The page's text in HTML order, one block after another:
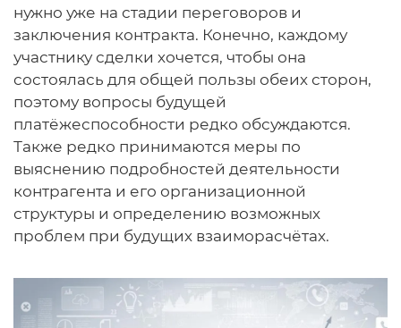
нужно уже на стадии переговоров и
заключения контракта. Конечно, каждому
участнику сделки хочется, чтобы она
состоялась для общей пользы обеих сторон,
поэтому вопросы будущей
платёжеспособности редко обсуждаются.
Также редко принимаются меры по
выяснению подробностей деятельности
контрагента и его организационной
структуры и определению возможных
проблем при будущих взаиморасчётах.